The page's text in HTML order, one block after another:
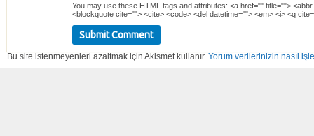
You may use these HTML tags and attributes: <a href="" title="">
<blockquote cite=""> <cite> <code> <del datetime=""> <em> <i> <q
Bu site istenmeyenleri azaltmak için Akismet kullanır. Yorum verilerinizin nasıl